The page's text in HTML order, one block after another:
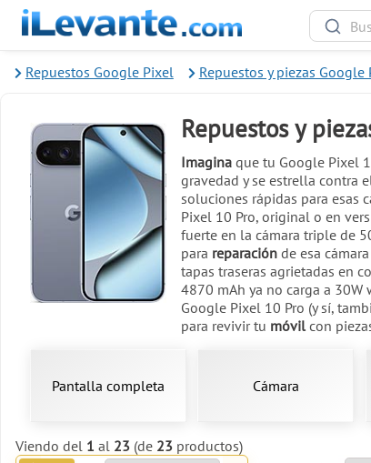
Repuestos Google Pixel Repuestos y piezas Google
Repuestos y
Imagina que tu Google Pixel
gravedad y se estrella contra
soluciones rápidas para esas
Pixel 10 Pro, original o en
fuerte en la cámara triple de
para reparación de esa
tapas traseras agrietadas en
4870 mAh ya no carga a
Google Pixel 10 Pro (y sí,
para revivir tu móvil con
Pantalla completa Cámara
Viendo del 1 al 23 (de 23 productos)